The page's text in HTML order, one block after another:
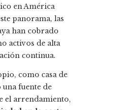
en América
panorama, las
han cobrado
activos de alta
continua.
como casa de
fuente de
el arrendamiento,